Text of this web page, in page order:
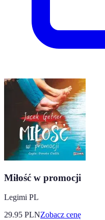
Miłość w promocji
Legimi PL
29.95 PLNZobacz cenę